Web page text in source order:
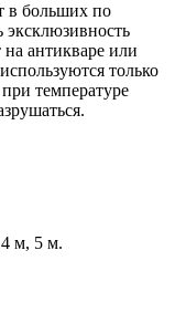
в больших по
на антикваре или
только
температуре
м, 5 м.